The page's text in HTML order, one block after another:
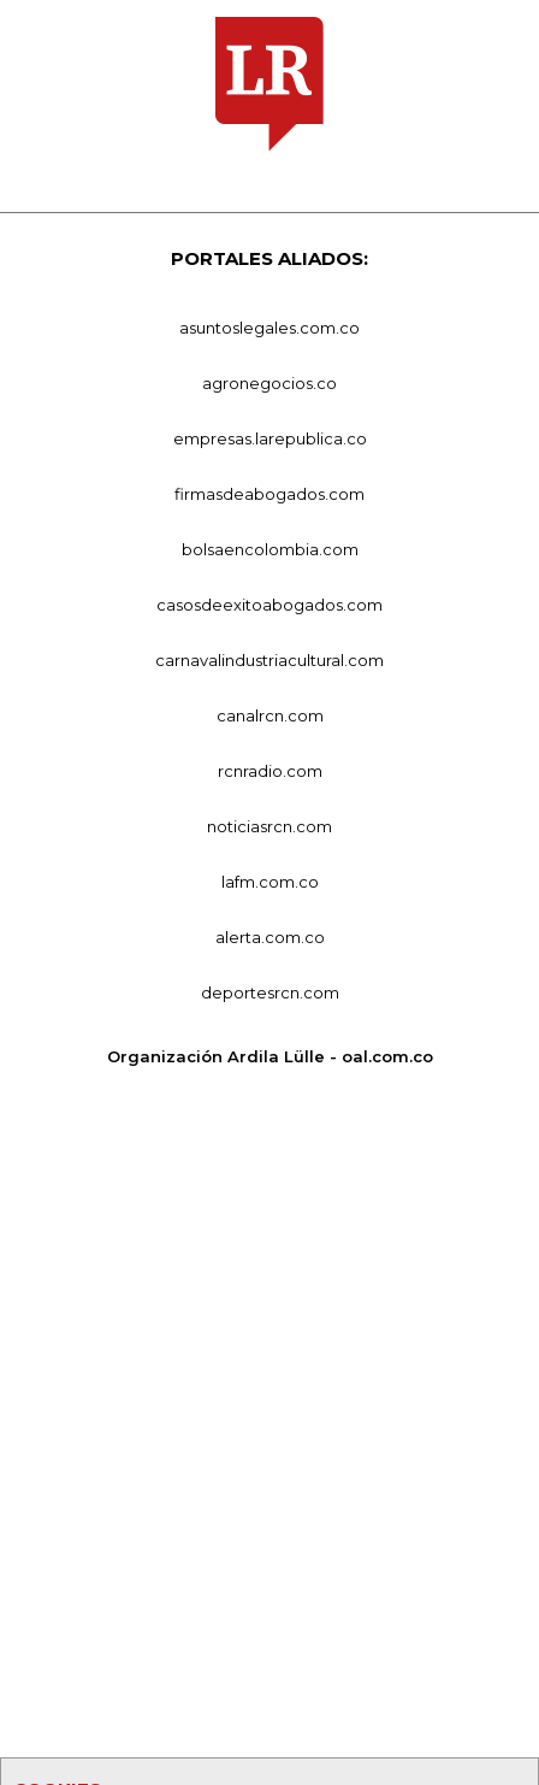
PORTALES ALIADOS:
asuntoslegales.com.co
agronegocios.co
empresas.larepublica.co
firmasdeabogados.com
bolsaencolombia.com
casosdeexitoabogados.com
carnavalindustriacultural.com
canalrcn.com
rcnradio.com
noticiasrcn.com
lafm.com.co
alerta.com.co
deportesrcn.com
Organización Ardila Lülle - oal.com.co